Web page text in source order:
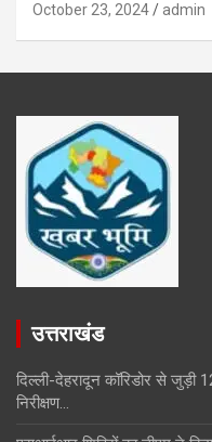
October 23, 2024 admin
उत्तराखंड
दिल्ली-देहरादून कॉरिडोर से जुड़ी
निरीक्षण…